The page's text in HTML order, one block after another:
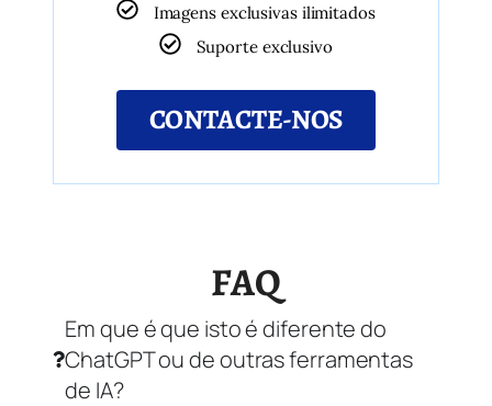
Imagens exclusivas ilimitados
Suporte exclusivo
CONTACTE-NOS
FAQ
Em que é que isto é diferente do
ChatGPT ou de outras ferramentas
de IA?